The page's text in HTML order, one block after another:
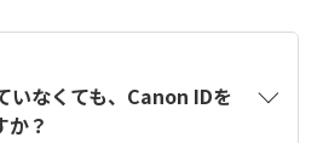
いなくても、Canon IDを
か？